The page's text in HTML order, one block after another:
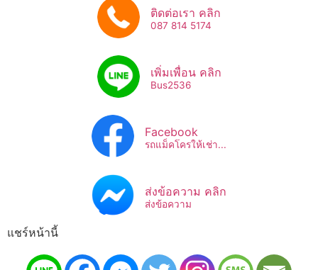
ติดต่อเรา คลิก
087 814 5174
เพิ่มเพื่อน คลิก
Bus2536​
Facebook
รถแม็คโครให้เช่า...
ส่งข้อความ คลิก
ส่งข้อความ
แชร์หน้านี้